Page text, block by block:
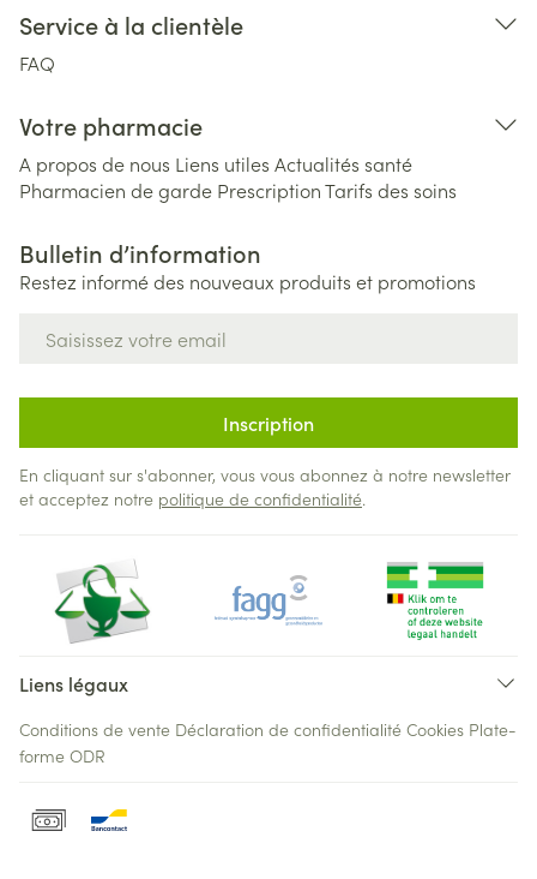
Service à la clientèle
FAQ
Votre pharmacie
A propos de nous Liens utiles Actualités santé
Pharmacien de garde PrescriptionTarifs des soins
Bulletin d’information
Restez informé des nouveaux produits et promotions
Inscription
En cliquant sur s'abonner, vous vous abonnez à notre newsletter
et acceptez notre politique de confidentialité.
Liens légaux
Conditions de vente Déclaration de confidentialité Cookies Plate-
forme ODR